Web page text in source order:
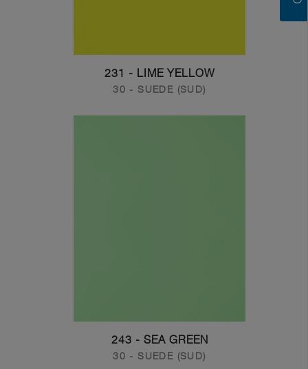
231 - LIME YELLOW
30 - SUEDE (SUD)
243 - SEA GREEN
30 - SUEDE (SUD)